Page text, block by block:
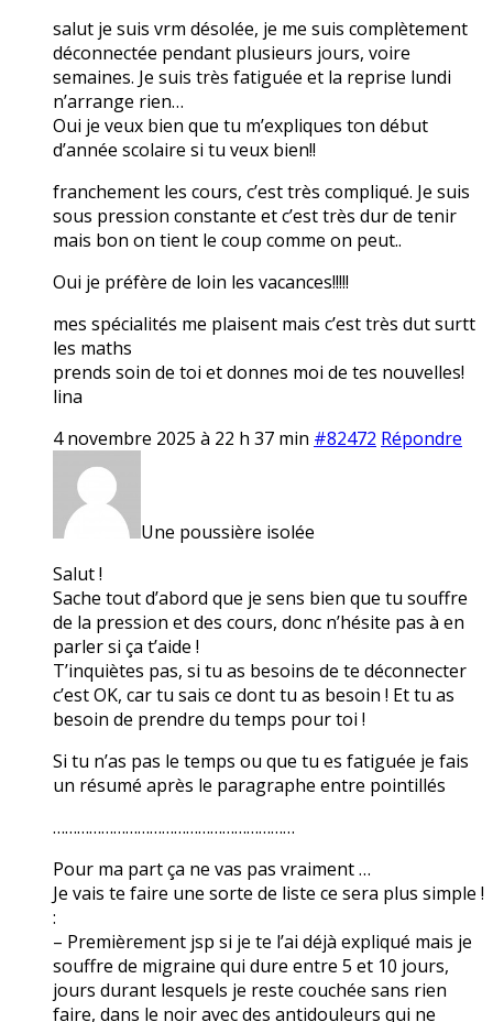
salut je suis vrm désolée, je me suis complètement
déconnectée pendant plusieurs jours, voire
semaines. Je suis très fatiguée et la reprise lundi
n’arrange rien…
Oui je veux bien que tu m’expliques ton début
d’année scolaire si tu veux bien!!
franchement les cours, c’est très compliqué. Je suis
sous pression constante et c’est très dur de tenir
mais bon on tient le coup comme on peut..
Oui je préfère de loin les vacances!!!!!
mes spécialités me plaisent mais c’est très dut surtt
les maths
prends soin de toi et donnes moi de tes nouvelles!
lina
4 novembre 2025 à 22 h 37 min #82472 Répondre
Une poussière isolée
Salut !
Sache tout d’abord que je sens bien que tu souffre
de la pression et des cours, donc n’hésite pas à en
parler si ça t’aide !
T’inquiètes pas, si tu as besoins de te déconnecter
c’est OK, car tu sais ce dont tu as besoin ! Et tu as
besoin de prendre du temps pour toi !
Si tu n’as pas le temps ou que tu es fatiguée je fais
un résumé après le paragraphe entre pointillés
……………………………………………………
Pour ma part ça ne vas pas vraiment …
Je vais te faire une sorte de liste ce sera plus simple !
:
– Premièrement jsp si je te l’ai déjà expliqué mais je
souffre de migraine qui dure entre 5 et 10 jours,
jours durant lesquels je reste couchée sans rien
faire, dans le noir avec des antidouleurs qui ne